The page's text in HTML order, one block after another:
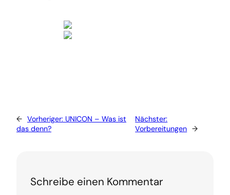
← Vorheriger: UNICON – Was ist
das denn?
Nächster:
Vorbereitungen →
Schreibe einen Kommentar